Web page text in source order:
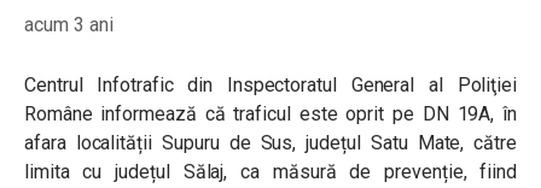
acum 3 ani
Centrul Infotrafic din Inspectoratul General al Poliţiei
Române informează că traficul este oprit pe DN 19A, în
afara localității Supuru de Sus, județul Satu Mate, către
limita cu județul Sălaj, ca măsură de prevenție, fiind